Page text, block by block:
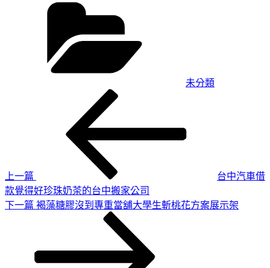
未分類
上一篇
台中汽車借
款覺得好珍珠奶茶的台中搬家公司
下
下一篇 褐藻糖膠沒到專重當舖大學生斬桃花方案展示架